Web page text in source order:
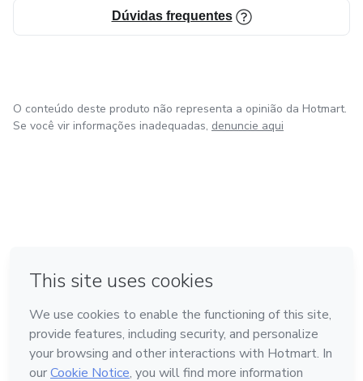
Dúvidas frequentes
O conteúdo deste produto não representa a opinião da Hotmart.
Se você vir informações inadequadas, denuncie aqui
Feito com ❤ na Cidade do México
Conheça a Hotmart